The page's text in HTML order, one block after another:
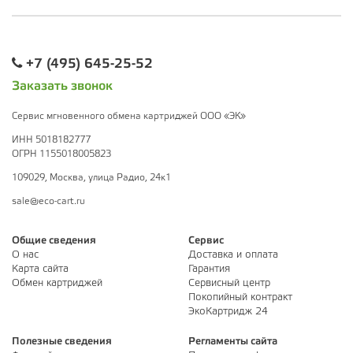
+7 (495) 645-25-52
Заказать звонок
Сервис мгновенного обмена картриджей ООО «ЭК»
ИНН 5018182777
ОГРН 1155018005823
109029, Москва, улица Радио, 24к1
sale@eco-cart.ru
Общие сведения
О нас
Карта сайта
Обмен картриджей
Сервис
Доставка и оплата
Гарантия
Сервисный центр
Покопийный контракт
ЭкоКартридж 24
Полезные сведения
Регламенты сайта